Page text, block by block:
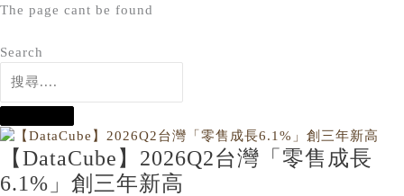
The page cant be found
Search
【DataCube】2026Q2台灣「零售成長
6.1%」創三年新高